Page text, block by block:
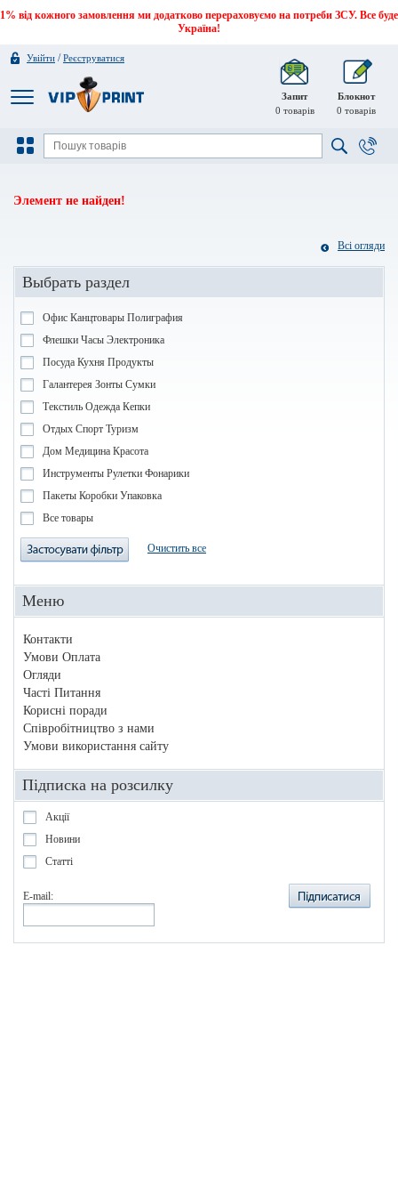
1% від кожного замовлення ми додатково перераховуємо на потреби ЗСУ. Все буде
Україна!
Увійти /Реєструватися
Запит
0 товарів
Блокнот
0 товарів
Элемент не найден!
Всі огляди
Выбрать раздел
Офис Канцтовары Полиграфия
Флешки Часы Электроника
Посуда Кухня Продукты
Галантерея Зонты Сумки
Текстиль Одежда Кепки
Отдых Спорт Туризм
Дом Медицина Красота
Инструменты Рулетки Фонарики
Пакеты Коробки Упаковка
Все товары
Очистить все
Меню
Контакти
Умови Оплата
Огляди
Часті Питання
Корисні поради
Співробітництво з нами
Умови використання сайту
Підписка на розсилку
Акції
Новини
Статті
E-mail: